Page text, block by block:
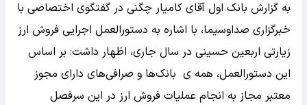
به گزارش بانک اول آقای کامیار چگنی در گفتگوی اختصاصی با
خبرگزاری صداوسیما، با اشاره به دستورالعمل اجرایی فروش ارز
زیارتی اربعین حسینی در سال جاری، اظهار داشت: بر اساس
این دستورالعمل، همه ی بانک‌ها و صرافی‌های دارای مجوز
معتبر مجاز به انجام عملیات فروش ارز در این سرفصل